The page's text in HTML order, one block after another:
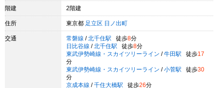
階建 2階建
住所 東京都 足立区 日ノ出町
交通 常磐線 / 北千住駅 徒歩8分
日比谷線 / 北千住駅 徒歩8分
東武伊勢崎線・スカイツリーライン / 牛田駅 徒歩17
分
東武伊勢崎線・スカイツリーライン / 小菅駅 徒歩30
分
京成本線 / 千住大橋駅 徒歩26分